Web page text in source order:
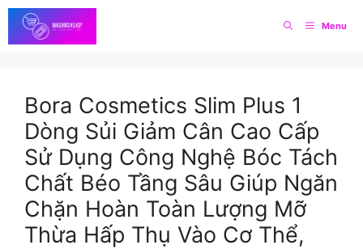
Skip
to
content
Menu
Bora Cosmetics Slim Plus 1
Dòng Sủi Giảm Cân Cao Cấp
Sử Dụng Công Nghệ Bóc Tách
Chất Béo Tầng Sâu Giúp Ngăn
Chặn Hoàn Toàn Lượng Mỡ
Thừa Hấp Thụ Vào Cơ Thể,